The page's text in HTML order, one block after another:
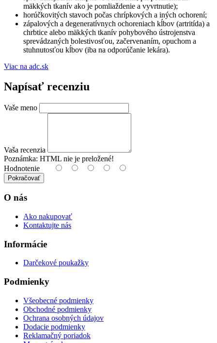
mäkkých tkanív ako je pomliaždenie a vyvrtnutie);
horúčkovitých stavoch počas chrípkových a iných ochorení;
zápalových a degeneratívnych ochoreniach kĺbov (artritída) a
chrbtice alebo mäkkých tkanív pohybového ústrojenstva
sprevádzaných bolestivosťou, začervenaním, opuchom a
stuhnutosťou kĺbov (iba na odporúčanie lekára).
Viac na adc.sk
Napísať recenziu
Vaše meno
Vaša recenzia
Poznámka: HTML nie je preložené!
Hodnotenie
Pokračovať
O nás
Ako nakupovať
Kontaktujte nás
Informácie
Darčekové poukažky
Podmienky
Všeobecné podmienky
Obchodné podmienky
Ochrana osobných údajov
Dodacie podmienky
Reklamačný poriadok